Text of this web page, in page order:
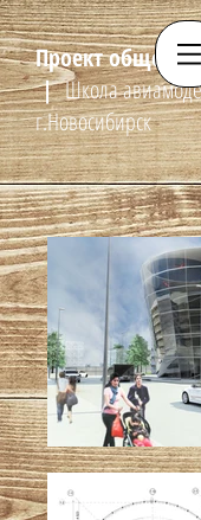
Проект
|Школа
г.Новосибирск